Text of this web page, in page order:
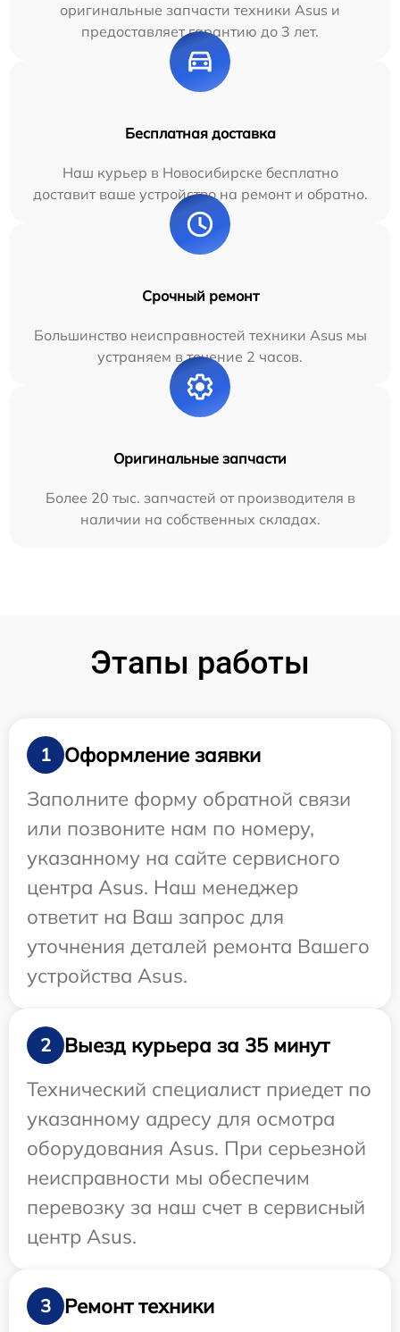
оригинальные запчасти техники Asus и
предоставляет гарантию до 3 лет.
Бесплатная доставка
Наш курьер в Новосибирске бесплатно
доставит ваше устройство на ремонт и обратно.
Срочный ремонт
Большинство неисправностей техники Asus мы
устраняем в течение 2 часов.
Оригинальные запчасти
Более 20 тыс. запчастей от производителя в
наличии на собственных складах.
Этапы работы
1
Оформление заявки
Заполните форму обратной связи
или позвоните нам по номеру,
указанному на сайте сервисного
центра Asus. Наш менеджер
ответит на Ваш запрос для
уточнения деталей ремонта Вашего
устройства Asus.
2
Выезд курьера за 35 минут
Технический специалист приедет по
указанному адресу для осмотра
оборудования Asus. При серьезной
неисправности мы обеспечим
перевозку за наш счет в сервисный
центр Asus.
3 Ремонт техники